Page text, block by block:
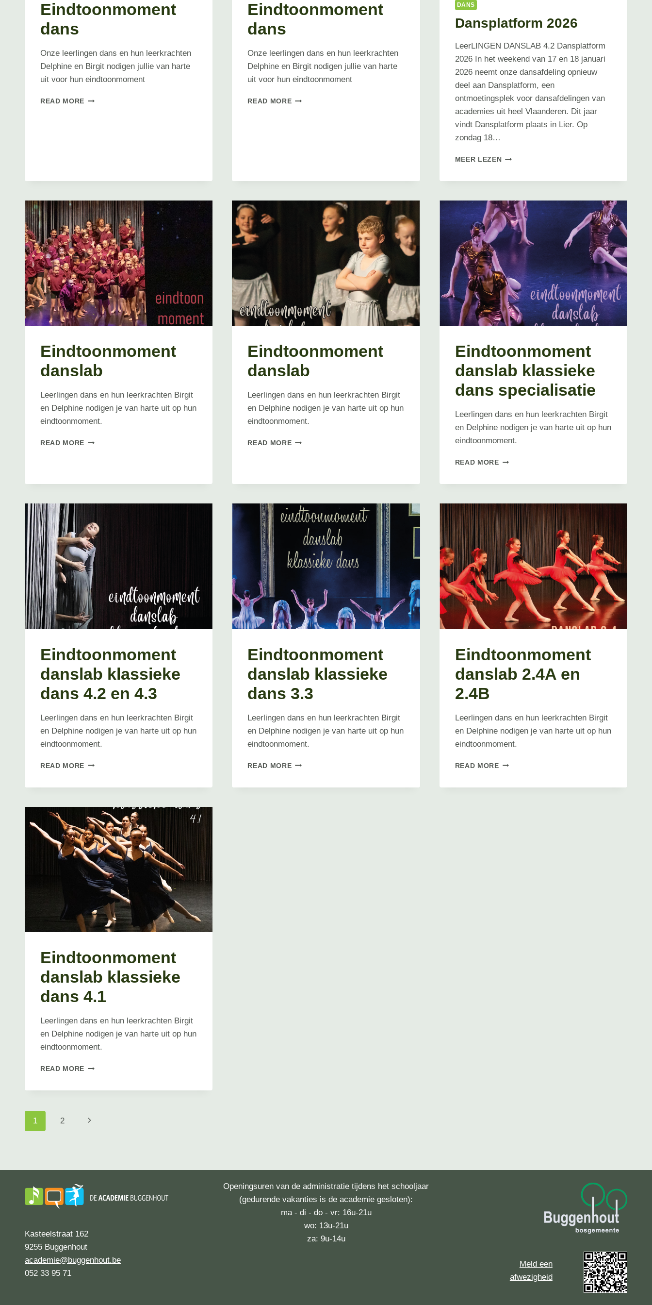
Eindtoonmoment
dans
Onze leerlingen dans en hun leerkrachten
Delphine en Birgit nodigen jullie van harte
uit voor hun eindtoonmoment
READ MORE EINDTOONMOMENT
Eindtoonmoment
dans
Onze leerlingen dans en hun leerkrachten
Delphine en Birgit nodigen jullie van harte
uit voor hun eindtoonmoment
READ MOREEINDTOONMOMENT
DANS
Dansplatform 2026
LeerLINGEN DANSLAB 4.2 Dansplatform
2026 In het weekend van 17 en 18 januari
2026 neemt onze dansafdeling opnieuw
deel aan Dansplatform, een
ontmoetingsplek voor dansafdelingen van
academies uit heel Vlaanderen. Dit jaar
vindt Dansplatform plaats in Lier. Op
zondag 18…
MEER LEZENDANSPLATFORM
Eindtoonmoment
danslab
Leerlingen dans en hun leerkrachten Birgit
en Delphine nodigen je van harte uit op hun
eindtoonmoment.
READ MORE EINDTOONMOMENT
Eindtoonmoment
danslab
Leerlingen dans en hun leerkrachten Birgit
en Delphine nodigen je van harte uit op hun
eindtoonmoment.
READ MOREEINDTOONMOMENT
Eindtoonmoment
danslab klassieke
dans specialisatie
Leerlingen dans en hun leerkrachten Birgit
en Delphine nodigen je van harte uit op hun
eindtoonmoment.
READ MOREEINDTOONMOMENT
Eindtoonmoment
danslab klassieke
dans 4.2 en 4.3
Leerlingen dans en hun leerkrachten Birgit
en Delphine nodigen je van harte uit op hun
eindtoonmoment.
READ MORE EINDTOONMOMENT
4.3
Eindtoonmoment
danslab klassieke
dans 3.3
Leerlingen dans en hun leerkrachten Birgit
en Delphine nodigen je van harte uit op hun
eindtoonmoment.
READ MOREEINDTOONMOMENT
Eindtoonmoment
danslab 2.4A en
2.4B
Leerlingen dans en hun leerkrachten Birgit
en Delphine nodigen je van harte uit op hun
eindtoonmoment.
READ MOREEINDTOONMOMENT
Eindtoonmoment
danslab klassieke
dans 4.1
Leerlingen dans en hun leerkrachten Birgit
en Delphine nodigen je van harte uit op hun
eindtoonmoment.
READ MORE EINDTOONMOMENT
Page
1 2
Next
Kasteelstraat 162
9255 Buggenhout
academie@buggenhout.be
052 33 95 71
Openingsuren van de administratie tijdens het schooljaar
(gedurende vakanties is de academie gesloten):
ma - di - do - vr: 16u-21u
wo: 13u-21u
za: 9u-14u
Meld een
afwezigheid